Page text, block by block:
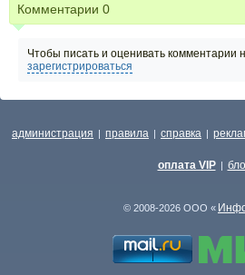
Комментарии 0
Чтобы писать и оценивать комментарии
зарегистрироваться
администрация | правила | справка |
оплата VIP |
© 2008-2026 ООО «